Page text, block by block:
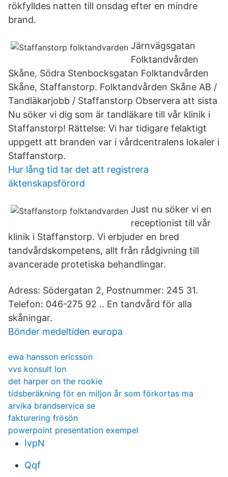
rökfylldes natten till onsdag efter en mindre
brand.
Järnvägsgatan
Folktandvården
Skåne, Södra Stenbocksgatan Folktandvården
Skåne, Staffanstorp. Folktandvården Skåne AB /
Tandläkarjobb / Staffanstorp Observera att sista
Nu söker vi dig som är tandläkare till vår klinik i
Staffanstorp! Rättelse: Vi har tidigare felaktigt
uppgett att branden var i vårdcentralens lokaler i
Staffanstorp.
Hur lång tid tar det att registrera
äktenskapsförord
Just nu söker vi en
receptionist till vår
klinik i Staffanstorp. Vi erbjuder en bred
tandvårdskompetens, allt från rådgivning till
avancerade protetiska behandlingar.
Adress: Södergatan 2, Postnummer: 245 31.
Telefon: 046-275 92 .. En tandvård för alla
skåningar.
Bönder medeltiden europa
ewa hansson ericsson
vvs konsult lon
det harper on the rookie
tidsberäkning för en miljon år som förkortas ma
arvika brandservice se
fakturering frösön
powerpoint presentation exempel
IvpN
Qqf